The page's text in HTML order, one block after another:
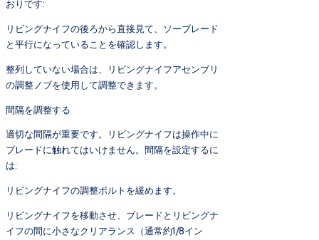
おりです:
リビングナイフの後ろから直接見て、ソーブレード
と平行になっていることを確認します。
整列していない場合は、リビングナイフアセンブリ
の調整ノブを使用して調整できます。
間隔を調整する
適切な間隔が重要です。リビングナイフは操作中に
ブレードに触れてはいけません。間隔を設定するに
は:
リビングナイフの調整ボルトを緩めます。
リビングナイフを移動させ、ブレードとリビングナ
イフの間に小さなクリアランス（通常約1/8イン